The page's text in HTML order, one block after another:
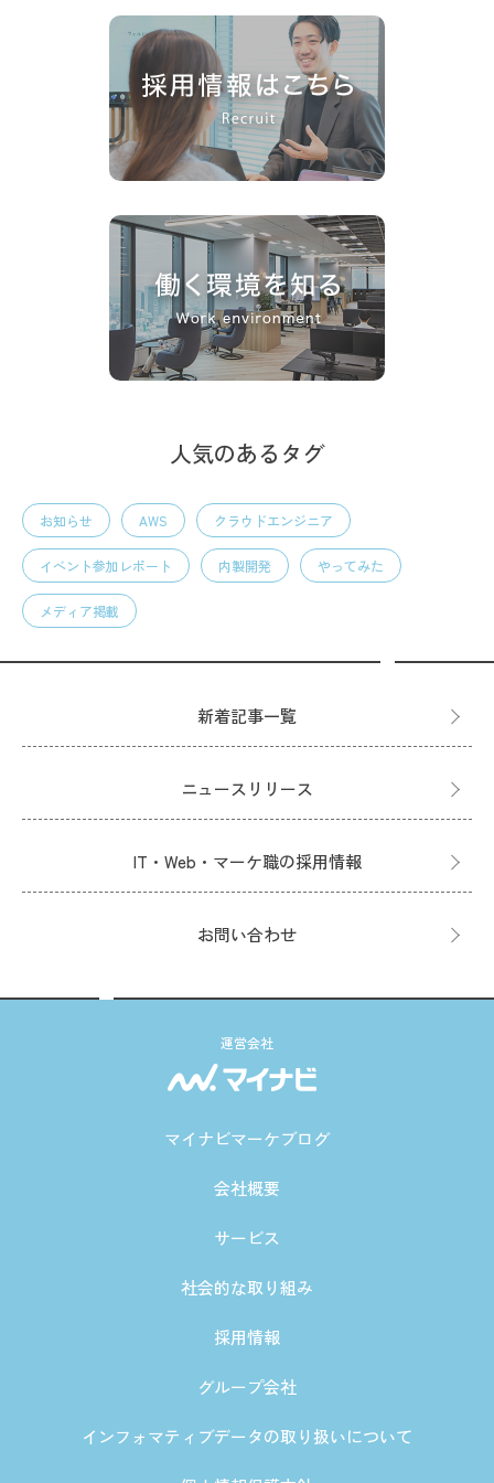
人気のあるタグ
お知らせ AWS クラウドエンジニア
イベント参加レポート 内製開発 やってみた
メディア掲載
新着記事一覧
ニュースリリース
IT・Web・マーケ職の採用情報
お問い合わせ
運営会社
マイナビマーケブログ
会社概要
サービス
社会的な取り組み
採用情報
グループ会社
インフォマティブデータの取り扱いについて